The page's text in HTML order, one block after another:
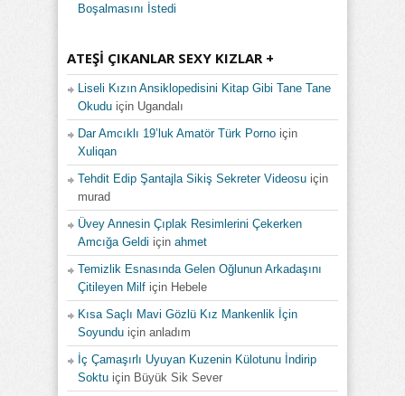
Boşalmasını İstedi
ATEŞI ÇIKANLAR SEXY KIZLAR +
Liseli Kızın Ansiklopedisini Kitap Gibi Tane Tane
Okudu için Ugandalı
Dar Amcıklı 19’luk Amatör Türk Porno için
Xuliqan
Tehdit Edip Şantajla Sikiş Sekreter Videosu için
murad
Üvey Annesin Çıplak Resimlerini Çekerken
Amcığa Geldi için ahmet
Temizlik Esnasında Gelen Oğlunun Arkadaşını
Çitileyen Milf için Hebele
Kısa Saçlı Mavi Gözlü Kız Mankenlik İçin
Soyundu için anladım
İç Çamaşırlı Uyuyan Kuzenin Külotunu İndirip
Soktu için Büyük Sik Sever